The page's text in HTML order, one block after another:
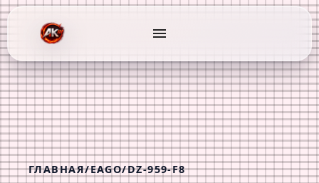
menu
ГЛАВНАЯ/EAGO/DZ-959-F8